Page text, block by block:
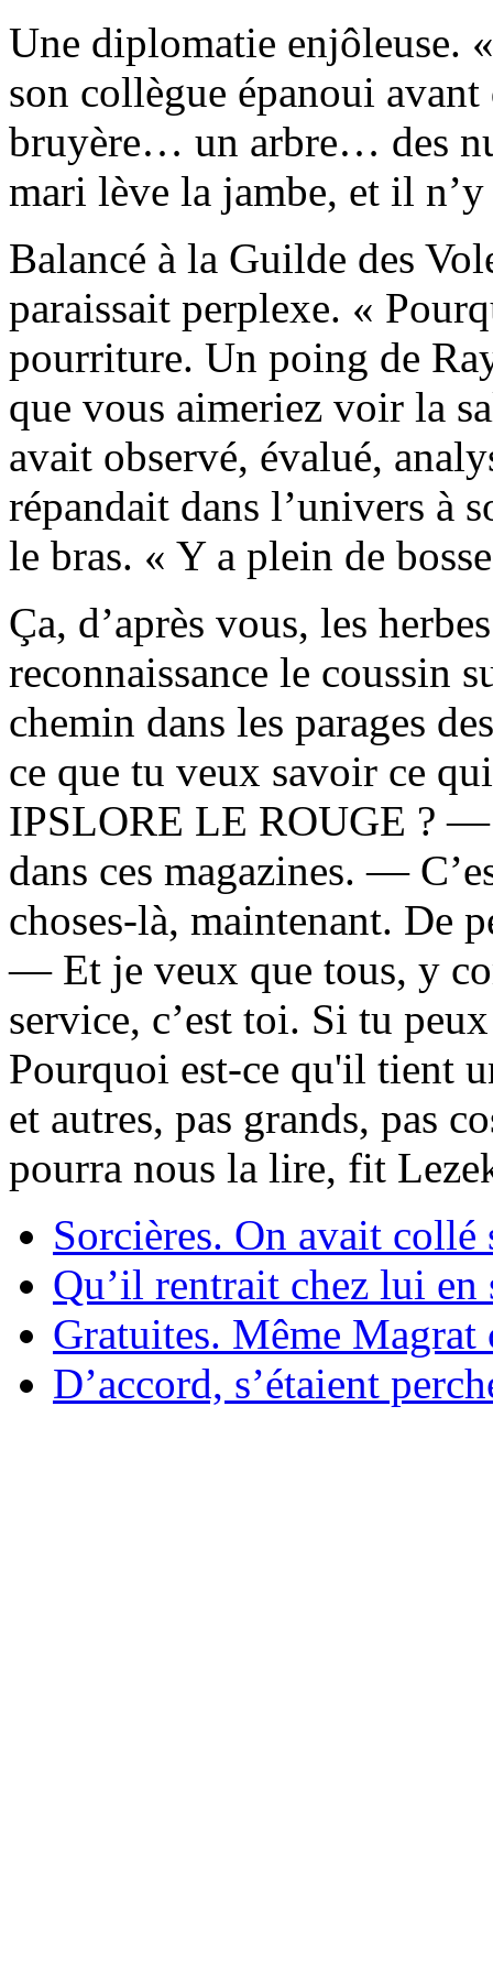
Une diplomatie enjôleuse.
son collègue épanoui
bruyère… un arbre… des
mari lève la jambe, et il
Balancé à la Guilde des
paraissait perplexe. «
pourriture. Un poing de
que vous aimeriez voir la
avait observé, évalué,
répandait dans l’univers à
le bras. « Y a plein de
Ça, d’après vous, les
reconnaissance le coussin
chemin dans les parages
ce que tu veux savoir ce
IPSLORE LE ROUGE ? —
dans ces magazines. —
choses-là, maintenant. De
— Et je veux que tous, y
service, c’est toi. Si tu
Pourquoi est-ce qu'il tient
et autres, pas grands, pas
pourra nous la lire, fit
Sorcières. On avait collé
Qu’il rentrait chez lui en
Gratuites. Même Magrat
D’accord, s’étaient